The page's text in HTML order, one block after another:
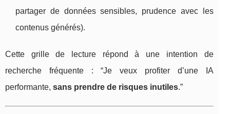
partager de données sensibles, prudence avec les
contenus générés).
Cette grille de lecture répond à une intention de
recherche fréquente : “Je veux profiter d’une IA
performante, sans prendre de risques inutiles.”